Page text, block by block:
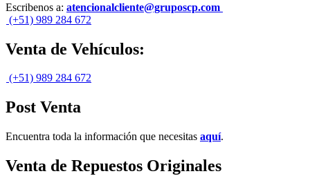
Escribenos a: atencionalcliente@gruposcp.com
(+51) 989 284 672
Venta de Vehículos:
(+51) 989 284 672
Post Venta
Encuentra toda la información que necesitas aquí.
Venta de Repuestos Originales